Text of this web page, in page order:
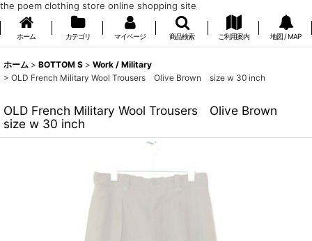
the poem clothing store online shopping site
ホーム カテゴリ マイページ 商品検索 ご利用案内 地図 / MAP
ホーム > BOTTOM S > Work / Military
> OLD French Military Wool Trousers Olive Brown size w 30 inch
OLD French Military Wool Trousers Olive Brown
size w 30 inch